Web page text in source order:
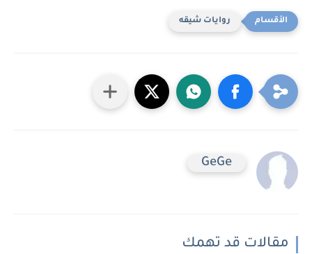
روايات شيقه
GeGe
مقالات قد تهمك